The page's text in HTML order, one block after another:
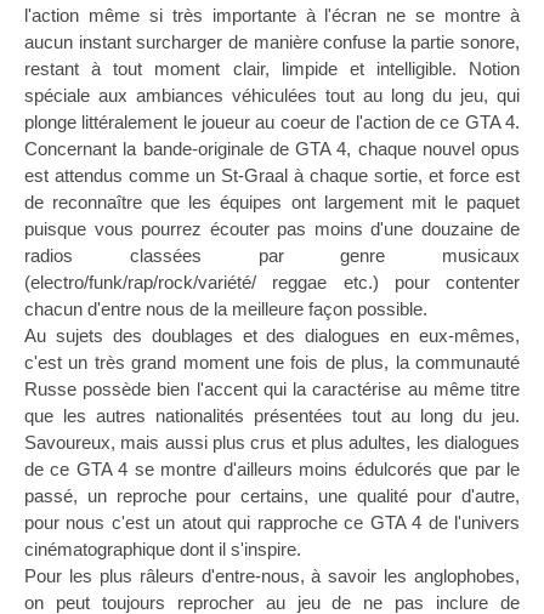
l'action même si très importante à l'écran ne se montre à
aucun instant surcharger de manière confuse la partie sonore,
restant à tout moment clair, limpide et intelligible. Notion
spéciale aux ambiances véhiculées tout au long du jeu, qui
plonge littéralement le joueur au coeur de l'action de ce GTA 4.
Concernant la bande-originale de GTA 4, chaque nouvel opus
est attendus comme un St-Graal à chaque sortie, et force est
de reconnaître que les équipes ont largement mit le paquet
puisque vous pourrez écouter pas moins d'une douzaine de
radios classées par genre musicaux
(electro/funk/rap/rock/variété/ reggae etc.) pour contenter
chacun d'entre nous de la meilleure façon possible.
Au sujets des doublages et des dialogues en eux-mêmes,
c'est un très grand moment une fois de plus, la communauté
Russe possède bien l'accent qui la caractérise au même titre
que les autres nationalités présentées tout au long du jeu.
Savoureux, mais aussi plus crus et plus adultes, les dialogues
de ce GTA 4 se montre d'ailleurs moins édulcorés que par le
passé, un reproche pour certains, une qualité pour d'autre,
pour nous c'est un atout qui rapproche ce GTA 4 de l'univers
cinématographique dont il s'inspire.
Pour les plus râleurs d'entre-nous, à savoir les anglophobes,
on peut toujours reprocher au jeu de ne pas inclure de